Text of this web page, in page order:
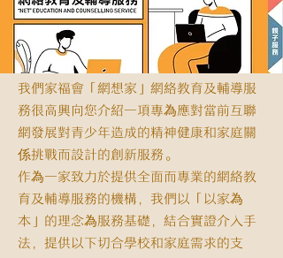
我們家福會「網想家」網絡教育及輔導服
務很高興向您介紹一項專為應對當前互聯
網發展對青少年造成的精神健康和家庭關
係挑戰而設計的創新服務。
作為一家致力於提供全面而專業的網絡教
育及輔導服務的機構，我們以「以家為
本」的理念為服務基礎，結合實證介入手
法，提供以下切合學校和家庭需求的支